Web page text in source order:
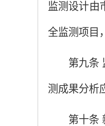
监测设计由
全监测项目
第九条
测成果分析
第十条